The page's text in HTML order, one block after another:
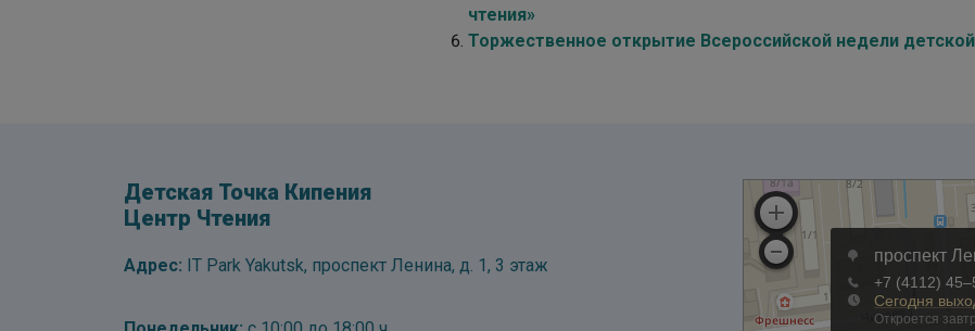
чтения»
Торжественное открытие Всероссийской недели
Детская Точка Кипения
Центр Чтения
Адрес: IT Park Yakutsk, проспект Ленина, д. 1, 3 этаж